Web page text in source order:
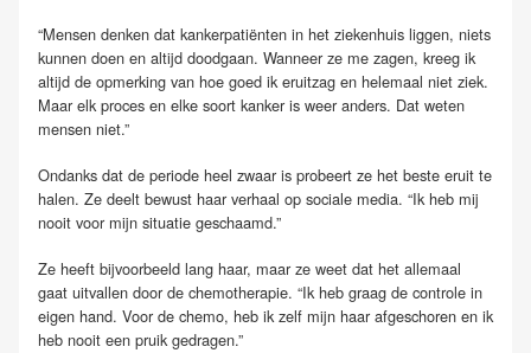
“Mensen denken dat kankerpatiënten in het ziekenhuis liggen, niets
kunnen doen en altijd doodgaan. Wanneer ze me zagen, kreeg ik
altijd de opmerking van hoe goed ik eruitzag en helemaal niet ziek.
Maar elk proces en elke soort kanker is weer anders. Dat weten
mensen niet.”
Ondanks dat de periode heel zwaar is probeert ze het beste eruit te
halen. Ze deelt bewust haar verhaal op sociale media. “Ik heb mij
nooit voor mijn situatie geschaamd.”
Ze heeft bijvoorbeeld lang haar, maar ze weet dat het allemaal
gaat uitvallen door de chemotherapie. “Ik heb graag de controle in
eigen hand. Voor de chemo, heb ik zelf mijn haar afgeschoren en ik
heb nooit een pruik gedragen.”